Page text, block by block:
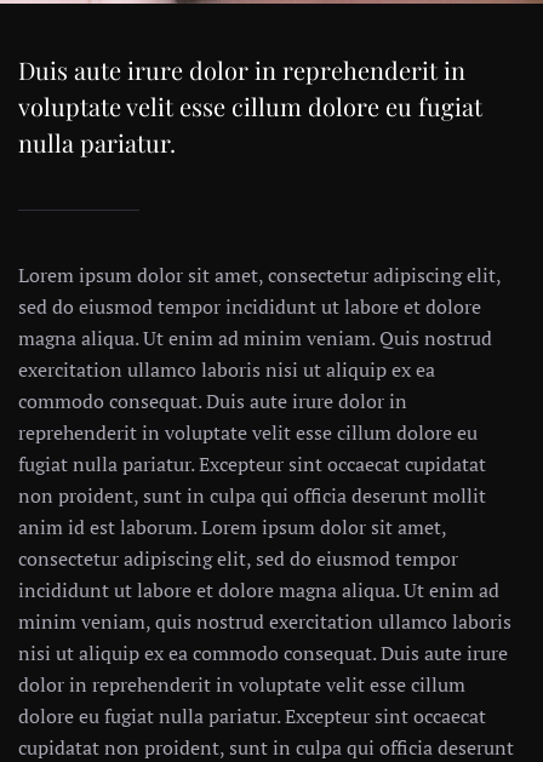
Duis aute irure dolor in reprehenderit in
voluptate velit esse cillum dolore eu fugiat
nulla pariatur.
Lorem ipsum dolor sit amet, consectetur adipiscing elit,
sed do eiusmod tempor incididunt ut labore et dolore
magna aliqua. Ut enim ad minim veniam. Quis nostrud
exercitation ullamco laboris nisi ut aliquip ex ea
commodo consequat. Duis aute irure dolor in
reprehenderit in voluptate velit esse cillum dolore eu
fugiat nulla pariatur. Excepteur sint occaecat cupidatat
non proident, sunt in culpa qui officia deserunt mollit
anim id est laborum. Lorem ipsum dolor sit amet,
consectetur adipiscing elit, sed do eiusmod tempor
incididunt ut labore et dolore magna aliqua. Ut enim ad
minim veniam, quis nostrud exercitation ullamco laboris
nisi ut aliquip ex ea commodo consequat. Duis aute irure
dolor in reprehenderit in voluptate velit esse cillum
dolore eu fugiat nulla pariatur. Excepteur sint occaecat
cupidatat non proident, sunt in culpa qui officia deserunt